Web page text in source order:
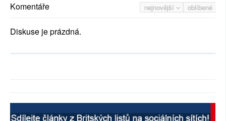
nejnovější oblíbené
Komentáře
Diskuse je prázdná.